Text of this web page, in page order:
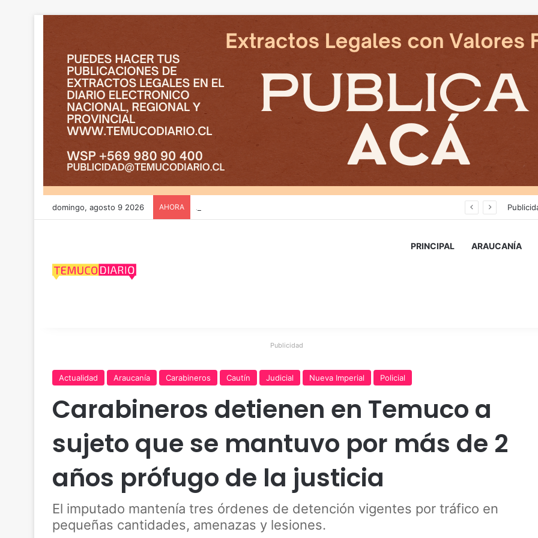
domingo, agosto 9 2026 AHORA
PRINCIPAL ARAUCANÍA
Publicidad
Actualidad Araucanía Carabineros Cautín Judicial Nueva Imperial Policial
Carabineros detienen en Temuco a
sujeto que se mantuvo por más de 2
años prófugo de la justicia
El imputado mantenía tres órdenes de detención vigentes por tráfico en
pequeñas cantidades, amenazas y lesiones.